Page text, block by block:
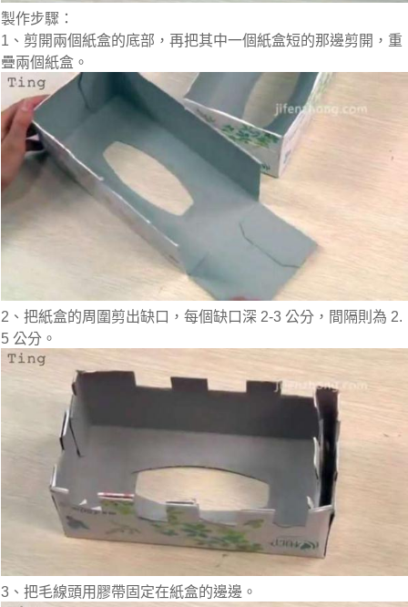
製作步驟：
1、剪開兩個紙盒的底部，再把其中一個紙盒短的那邊剪開，重
疊兩個紙盒。
2、把紙盒的周圍剪出缺口，每個缺口深 2-3 公分，間隔則為 2.
5 公分。
3、把毛線頭用膠帶固定在紙盒的邊邊。